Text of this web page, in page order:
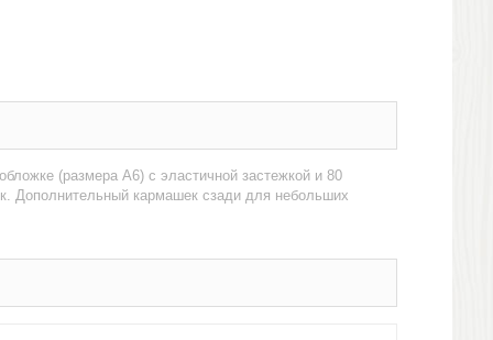
(размера А6) с эластичной застежкой и 80
Дополнительный кармашек сзади для небольших